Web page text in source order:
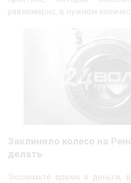
равномерно, в нужном
Заклинило колесо на
делать
Экономьте время и деньги,